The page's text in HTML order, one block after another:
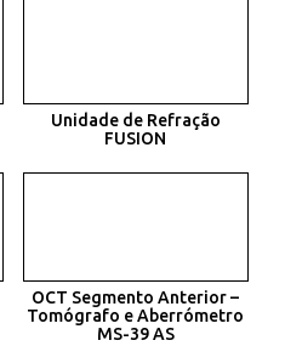
Unidade de Refração
FUSION
OCT Segmento Anterior –
Tomógrafo e Aberrómetro
MS-39 AS